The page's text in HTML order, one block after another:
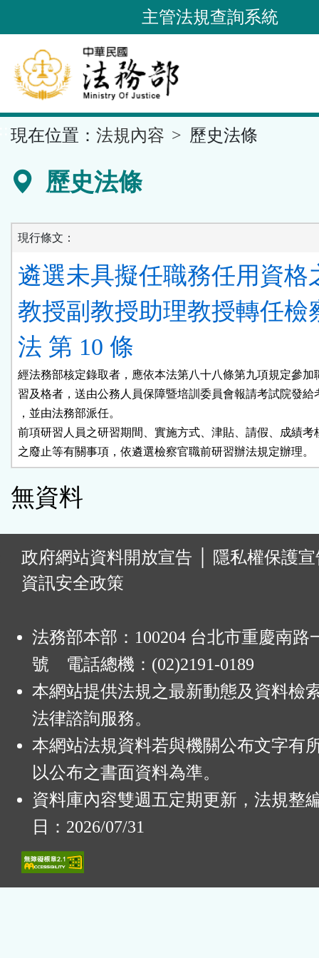
到
要
內
容
區
主管法規查詢系統
現在位置： 法規內容 歷史法條
歷史法條
現行條文：
遴選未具擬任職務任用資格
教授副教授助理教授轉任檢
法 第 10 條
經法務部核定錄取者，應依本法第八十八條第九項規定參加
習及格者，送由公務人員保障暨培訓委員會報請考試院發給
，並由法務部派任。
前項研習人員之研習期間、實施方式、津貼、請假、成績考
之廢止等有關事項，依遴選檢察官職前研習辦法規定辦理。
無資料
政府網站資料開放宣告
隱私權保護
資訊安全政策
法務部本部：100204 台北市重慶南路
號 電話總機：(02)2191-0189
本網站提供法規之最新動態及資料檢
法律諮詢服務。
本網站法規資料若與機關公布文字有
以公布之書面資料為準。
資料庫內容雙週五定期更新，法規整
日：2026/07/31